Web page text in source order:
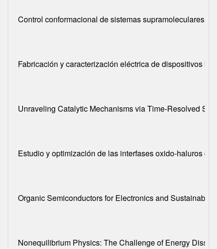
Control conformacional de sistemas supramoleculares y
Fabricación y caracterización eléctrica de dispositivos
Unraveling Catalytic Mechanisms via Time-Resolved
Estudio y optimización de las interfases oxido-haluros
Organic Semiconductors for Electronics and Sustainable
Nonequilibrium Physics: The Challenge of Energy